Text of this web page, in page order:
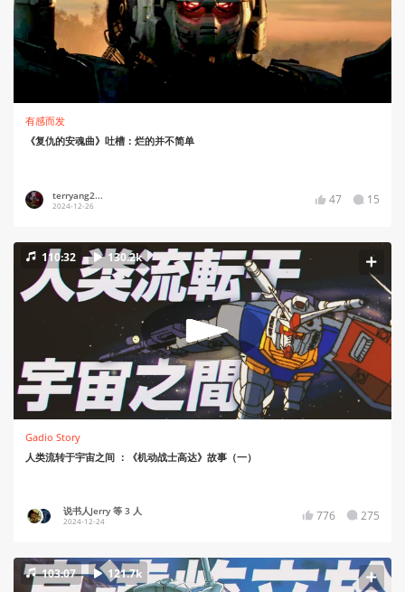
有感而发
《复仇的安魂曲》吐槽：烂的并不简单
terryang2...
2024-12-26 47 15
110:32 130.2k
Gadio Story
人类流转于宇宙之间 ：《机动战士高达》故事（一）
说书人Jerry 等 3 人
2024-12-24 776 275
103:07 121.7k